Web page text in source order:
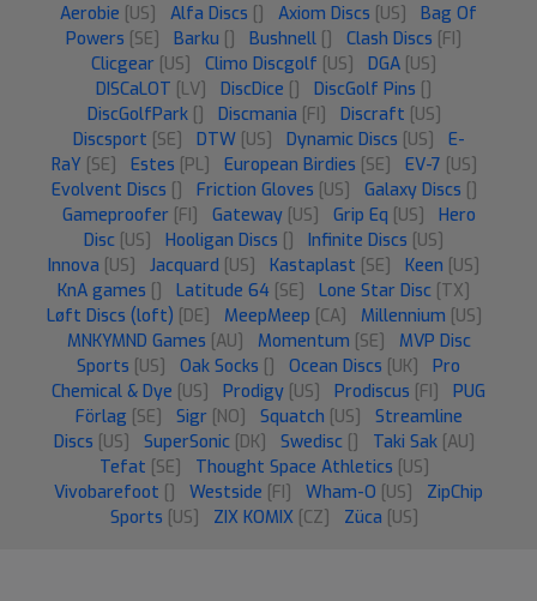
Aerobie [US] Alfa Discs [] Axiom Discs [US]
Bag Of
Powers [SE] Barku [] Bushnell [] Clash Discs [FI]
Clicgear [US] Climo Discgolf [US] DGA [US]
DISCaLOT [LV] DiscDice [] DiscGolf Pins []
DiscGolfPark [] Discmania [FI] Discraft [US]
Discsport [SE] DTW [US] Dynamic Discs [US]
E-
RaY [SE] Estes [PL] European Birdies [SE] EV-7 [US]
Evolvent Discs [] Friction Gloves [US] Galaxy Discs []
Gameproofer [FI] Gateway [US] Grip Eq [US]
Hero
Disc [US] Hooligan Discs [] Infinite Discs [US]
Innova [US] Jacquard [US] Kastaplast [SE] Keen [US]
KnA games [] Latitude 64 [SE] Lone Star Disc [TX]
Løft Discs (loft) [DE] MeepMeep [CA] Millennium [US]
MNKYMND Games [AU] Momentum [SE]
MVP Disc
Sports [US] Oak Socks [] Ocean Discs [UK]
Pro
Chemical & Dye [US] Prodigy [US] Prodiscus [FI]
PUG
Förlag [SE] Sigr [NO] Squatch [US]
Streamline
Discs [US] SuperSonic [DK] Swedisc [] Taki Sak [AU]
Tefat [SE] Thought Space Athletics [US]
Vivobarefoot [] Westside [FI] Wham-O [US]
ZipChip
Sports [US] ZIX KOMIX [CZ] Züca [US]